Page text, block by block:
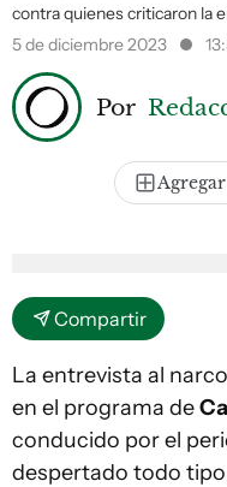
contra quienes criticaron la
5 de diciembre 2023
Por
Compartir
La entrevista al
en el programa de
conducido por el
despertado todo